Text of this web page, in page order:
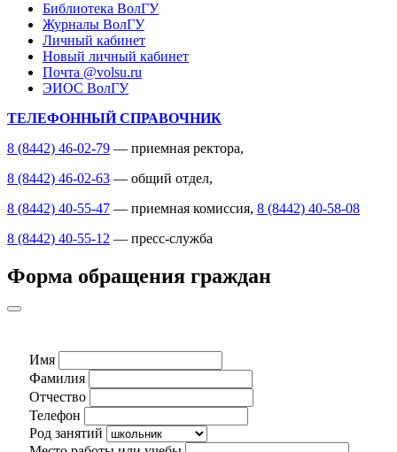
Библиотека ВолГУ
Журналы ВолГУ
Личный кабинет
Новый личный кабинет
Почта @volsu.ru
ЭИОС ВолГУ
ТЕЛЕФОННЫЙ СПРАВОЧНИК
8 (8442) 46-02-79 — приемная ректора,
8 (8442) 46-02-63 — общий отдел,
8 (8442) 40-55-47 — приемная комиссия, 8 (8442) 40-58-08
8 (8442) 40-55-12 — пресс-служба
Форма обращения граждан
Имя
Фамилия
Отчество
Телефон
Род занятий